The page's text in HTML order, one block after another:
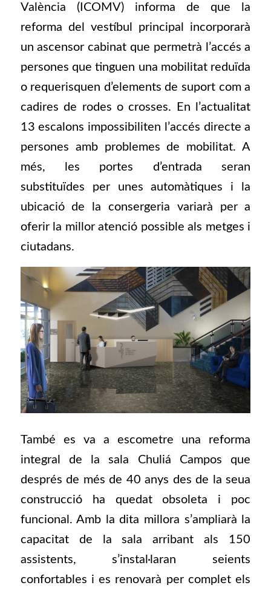
València (ICOMV) informa de que la
reforma del vestíbul principal incorporarà
un ascensor cabinat que permetrà l’accés a
persones que tinguen una mobilitat reduïda
o requerisquen d’elements de suport com a
cadires de rodes o crosses. En l’actualitat
13 escalons impossibiliten l’accés directe a
persones amb problemes de mobilitat. A
més, les portes d’entrada seran
substituïdes per unes automàtiques i la
ubicació de la consergeria variarà per a
oferir la millor atenció possible als metges i
ciutadans.
També es va a escometre una reforma
integral de la sala Chuliá Campos que
després de més de 40 anys des de la seua
construcció ha quedat obsoleta i poc
funcional. Amb la dita millora s’ampliarà la
capacitat de la sala arribant als 150
assistents, s’instal·laran seients
confortables i es renovarà per complet els